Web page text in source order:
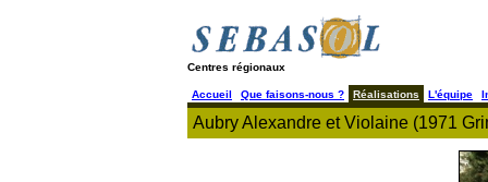
Centres régionaux
Accueil Que faisons-nous ? Réalisations L'équipe
Aubry Alexandre et Violaine (1971